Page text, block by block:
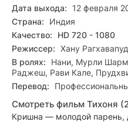
Дата выхода:
12 февраля
Страна:
Индия
Качество:
HD 720 - 1080
Режиссер: Хану
В ролях:
Нани, Мурли
Раджеш, Рави Кале,
Перевод:
Смотреть фильм Тихоня
Кришна — молодой